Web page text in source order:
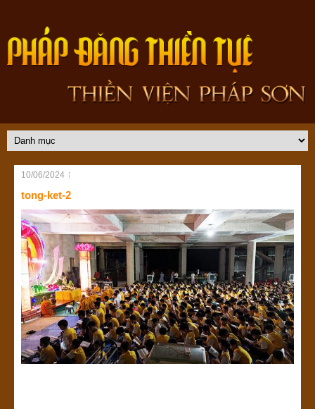
10/06/2024
tong-ket-2